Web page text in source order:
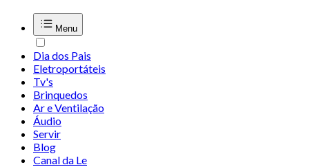
Menu
Dia dos Pais
Eletroportáteis
Tv's
Brinquedos
Ar e Ventilação
Áudio
Servir
Blog
Canal da Le